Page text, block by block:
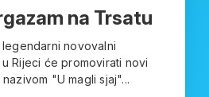
na Trsatu
novovalni
Rijeci će promovirati novi
"U magli sjaj"...